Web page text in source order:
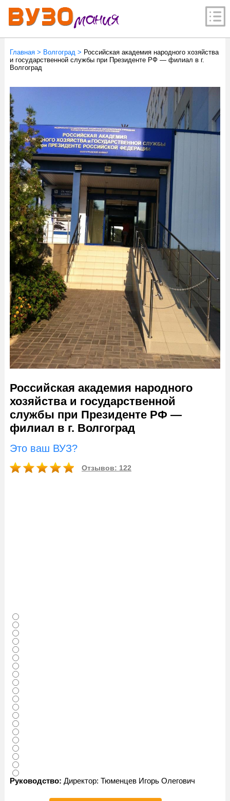
Главная> Волгоград> Российская академия народного хозяйства
и государственной службы при Президенте РФ — филиал в г.
Волгоград
Российская академия народного
хозяйства и государственной
службы при Президенте РФ —
филиал в г. Волгоград
Это ваш ВУЗ?
Отзывов: 122
Руководство: Директор: Тюменцев Игорь Олегович